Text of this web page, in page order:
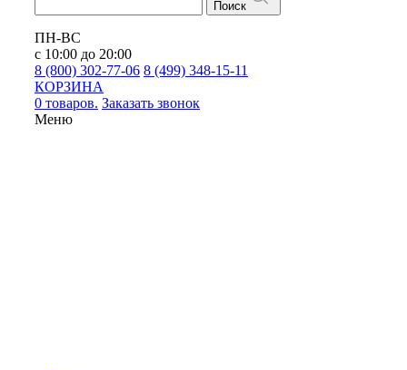
Поиск
ПН-ВС
с 10:00 до 20:00
8 (800) 302-77-06 8 (499) 348-15-11
КОРЗИНА
0 товаров. Заказать звонок
Меню